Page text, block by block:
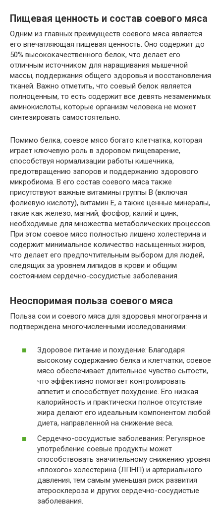
Пищевая ценность и состав соевого мяса
Одним из главных преимуществ соевого мяса является
его впечатляющая пищевая ценность. Оно содержит до
50% высококачественного белок, что делает его
отличным источником для наращивания мышечной
массы, поддержания общего здоровья и восстановления
тканей. Важно отметить, что соевый белок является
полноценным, то есть содержит все девять незаменимых
аминокислоты, которые организм человека не может
синтезировать самостоятельно.
Помимо белка, соевое мясо богато клетчатка, которая
играет ключевую роль в здоровом пищеварение,
способствуя нормализации работы кишечника,
предотвращению запоров и поддержанию здорового
микробиома. В его состав соевого мяса также
присутствуют важные витамины группы B (включая
фолиевую кислоту), витамин E, а также ценные минералы,
такие как железо, магний, фосфор, калий и цинк,
необходимые для множества метаболических процессов.
При этом соевое мясо полностью лишено холестерина и
содержит минимальное количество насыщенных жиров,
что делает его предпочтительным выбором для людей,
следящих за уровнем липидов в крови и общим
состоянием сердечно-сосудистые заболевания.
Неоспоримая польза соевого мяса
Польза сои и соевого мяса для здоровья многогранна и
подтверждена многочисленными исследованиями:
Здоровое питание и похудение: Благодаря
высокому содержанию белка и клетчатки, соевое
мясо обеспечивает длительное чувство сытости,
что эффективно помогает контролировать
аппетит и способствует похудение. Его низкая
калорийность и практически полное отсутствие
жира делают его идеальным компонентом любой
диета, направленной на снижение веса.
Сердечно-сосудистые заболевания: Регулярное
употребление соевые продукты может
способствовать значительному снижению уровня
«плохого» холестерина (ЛПНП) и артериального
давления, тем самым уменьшая риск развития
атеросклероза и других сердечно-сосудистые
заболевания.